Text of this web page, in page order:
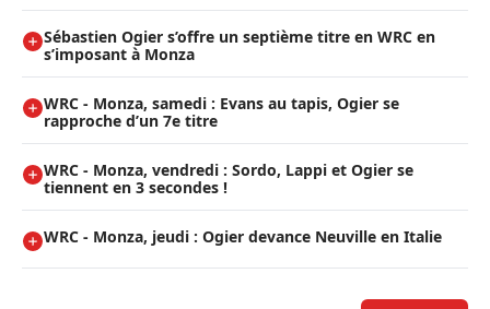
Sébastien Ogier s’offre un septième titre en WRC en
s’imposant à Monza
WRC - Monza, samedi : Evans au tapis, Ogier se
rapproche d’un 7e titre
WRC - Monza, vendredi : Sordo, Lappi et Ogier se
tiennent en 3 secondes !
WRC - Monza, jeudi : Ogier devance Neuville en Italie